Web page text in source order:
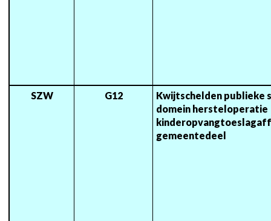
SZW G12
Kwijtschelden publieke
domein hersteloperatie
gemeentedeel